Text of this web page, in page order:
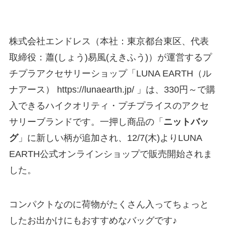
株式会社エンドレス（本社：東京都台東区、代表
取締役：蕭(しょう)易風(えきふう)）が運営するプ
チプラアクセサリーショップ「LUNA EARTH（ル
ナアース） https://lunaearth.jp/ 」は、330円～で購
入できるハイクオリティ・プチプライスのアクセ
サリーブランドです。一押し商品の「 ニットバッ
グ」に新しい柄が追加され、12/7(木)よりLUNA
EARTH公式オンラインショップで販売開始されま
した。
コンパクトなのに荷物がたくさん入ってちょっと
したお出かけにもおすすめなバッグです♪